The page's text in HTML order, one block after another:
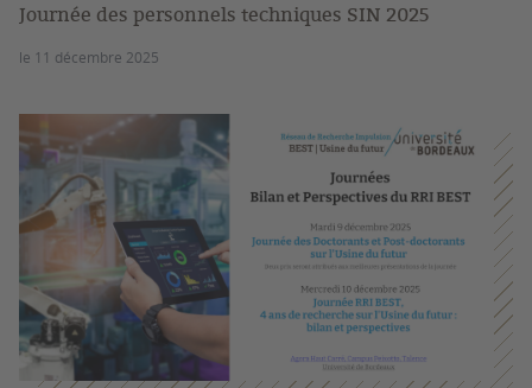
Journée des personnels techniques SIN 2025
le 11 décembre 2025